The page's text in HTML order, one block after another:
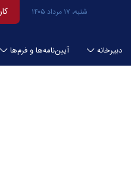
شنبه، ۱۷ مرداد ۱۴۰۵
دبیرخانه آیین‌نامه‌ها و فرم‌ها